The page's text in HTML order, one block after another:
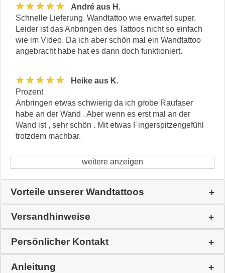
★★★★★
André aus H.
Schnelle Lieferung. Wandtattoo wie erwartet super.
Leider ist das Anbringen des Tattoos nicht so einfach
wie im Video. Da ich aber schön mal ein Wandtattoo
angebracht habe hat es dann doch funktioniert.
★★★★★
Heike aus K.
Prozent
Anbringen etwas schwierig da ich grobe Raufaser
habe an der Wand . Aber wenn es erst mal an der
Wand ist , sehr schön . Mit etwas Fingerspitzengefühl
trotzdem machbar.
weitere anzeigen
Vorteile unserer Wandtattoos
Versandhinweise
Persönlicher Kontakt
Anleitung